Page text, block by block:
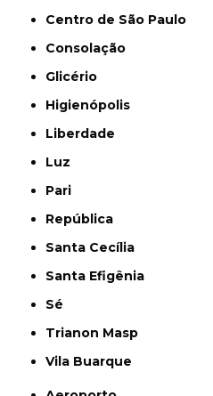
Centro de São Paulo
Consolação
Glicério
Higienópolis
Liberdade
Luz
Pari
República
Santa Cecília
Santa Efigênia
Sé
Trianon Masp
Vila Buarque